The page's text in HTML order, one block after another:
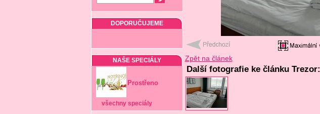
DOPORUČUJEME
NAŠE SPECIÁLY
Prostřeno
všechny speciály
Zpět na článek
Další fotografie ke článku Trezor: